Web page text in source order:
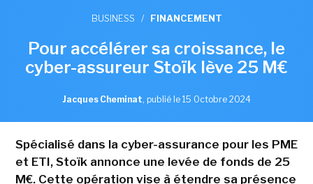
BUSINESS / FINANCEMENT
Pour accélérer sa croissance, le
cyber-assureur Stoïk lève 25 M€
Jacques Cheminat, publié le 15 Octobre 2024
Spécialisé dans la cyber-assurance pour les PME
et ETI, Stoïk annonce une levée de fonds de 25
M€. Cette opération vise à étendre sa présence